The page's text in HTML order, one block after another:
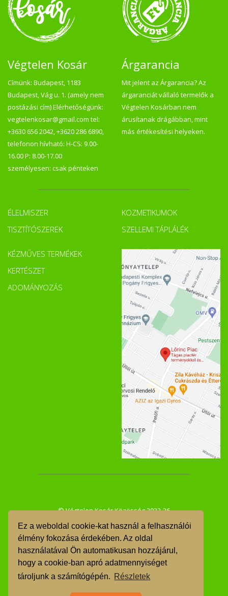
Ez a weboldal cookie-kat használ a felhasználói
élmény fokozása érdekében. Az oldal
használatával Ön automatikusan hozzájárul,
hogy a cookie-ban apró adatmennyiséget
tároljunk a számítógépén. Részletek
Végtelen Kosár
Címünk: Budapest, 1183
Budapest, Vág u. 1. (amely nem
postázási cím) Elérhetőségünk:
vegtelenkosar@gmail.com tel:
+3630 656 2042, +3620 286 6890,
telefonon hívható: H-CS: 9.00-
16.00 P: 8.00-17.00
személyesen: csak pénteken
Árgarancia
Mit jelent az Árgarancia? Az
árgaranciát vállaló termelők a
Végtelen Kosárban nem
árusítanak drágábban, mint
más értékesítési helyeken.
ÉLELMISZER
TISZTÍTÓSZEREK
KOZMETIKUMOK
SZELLEMI TÁPLÁLÉK
KÉZMŰVES TERMÉKEK
KERTÉSZET
ADOMÁNYOZÁS
© Végtelen Kosár Közösség 2022-26
ÁSZF
GDPR
TMR
Árgarancia